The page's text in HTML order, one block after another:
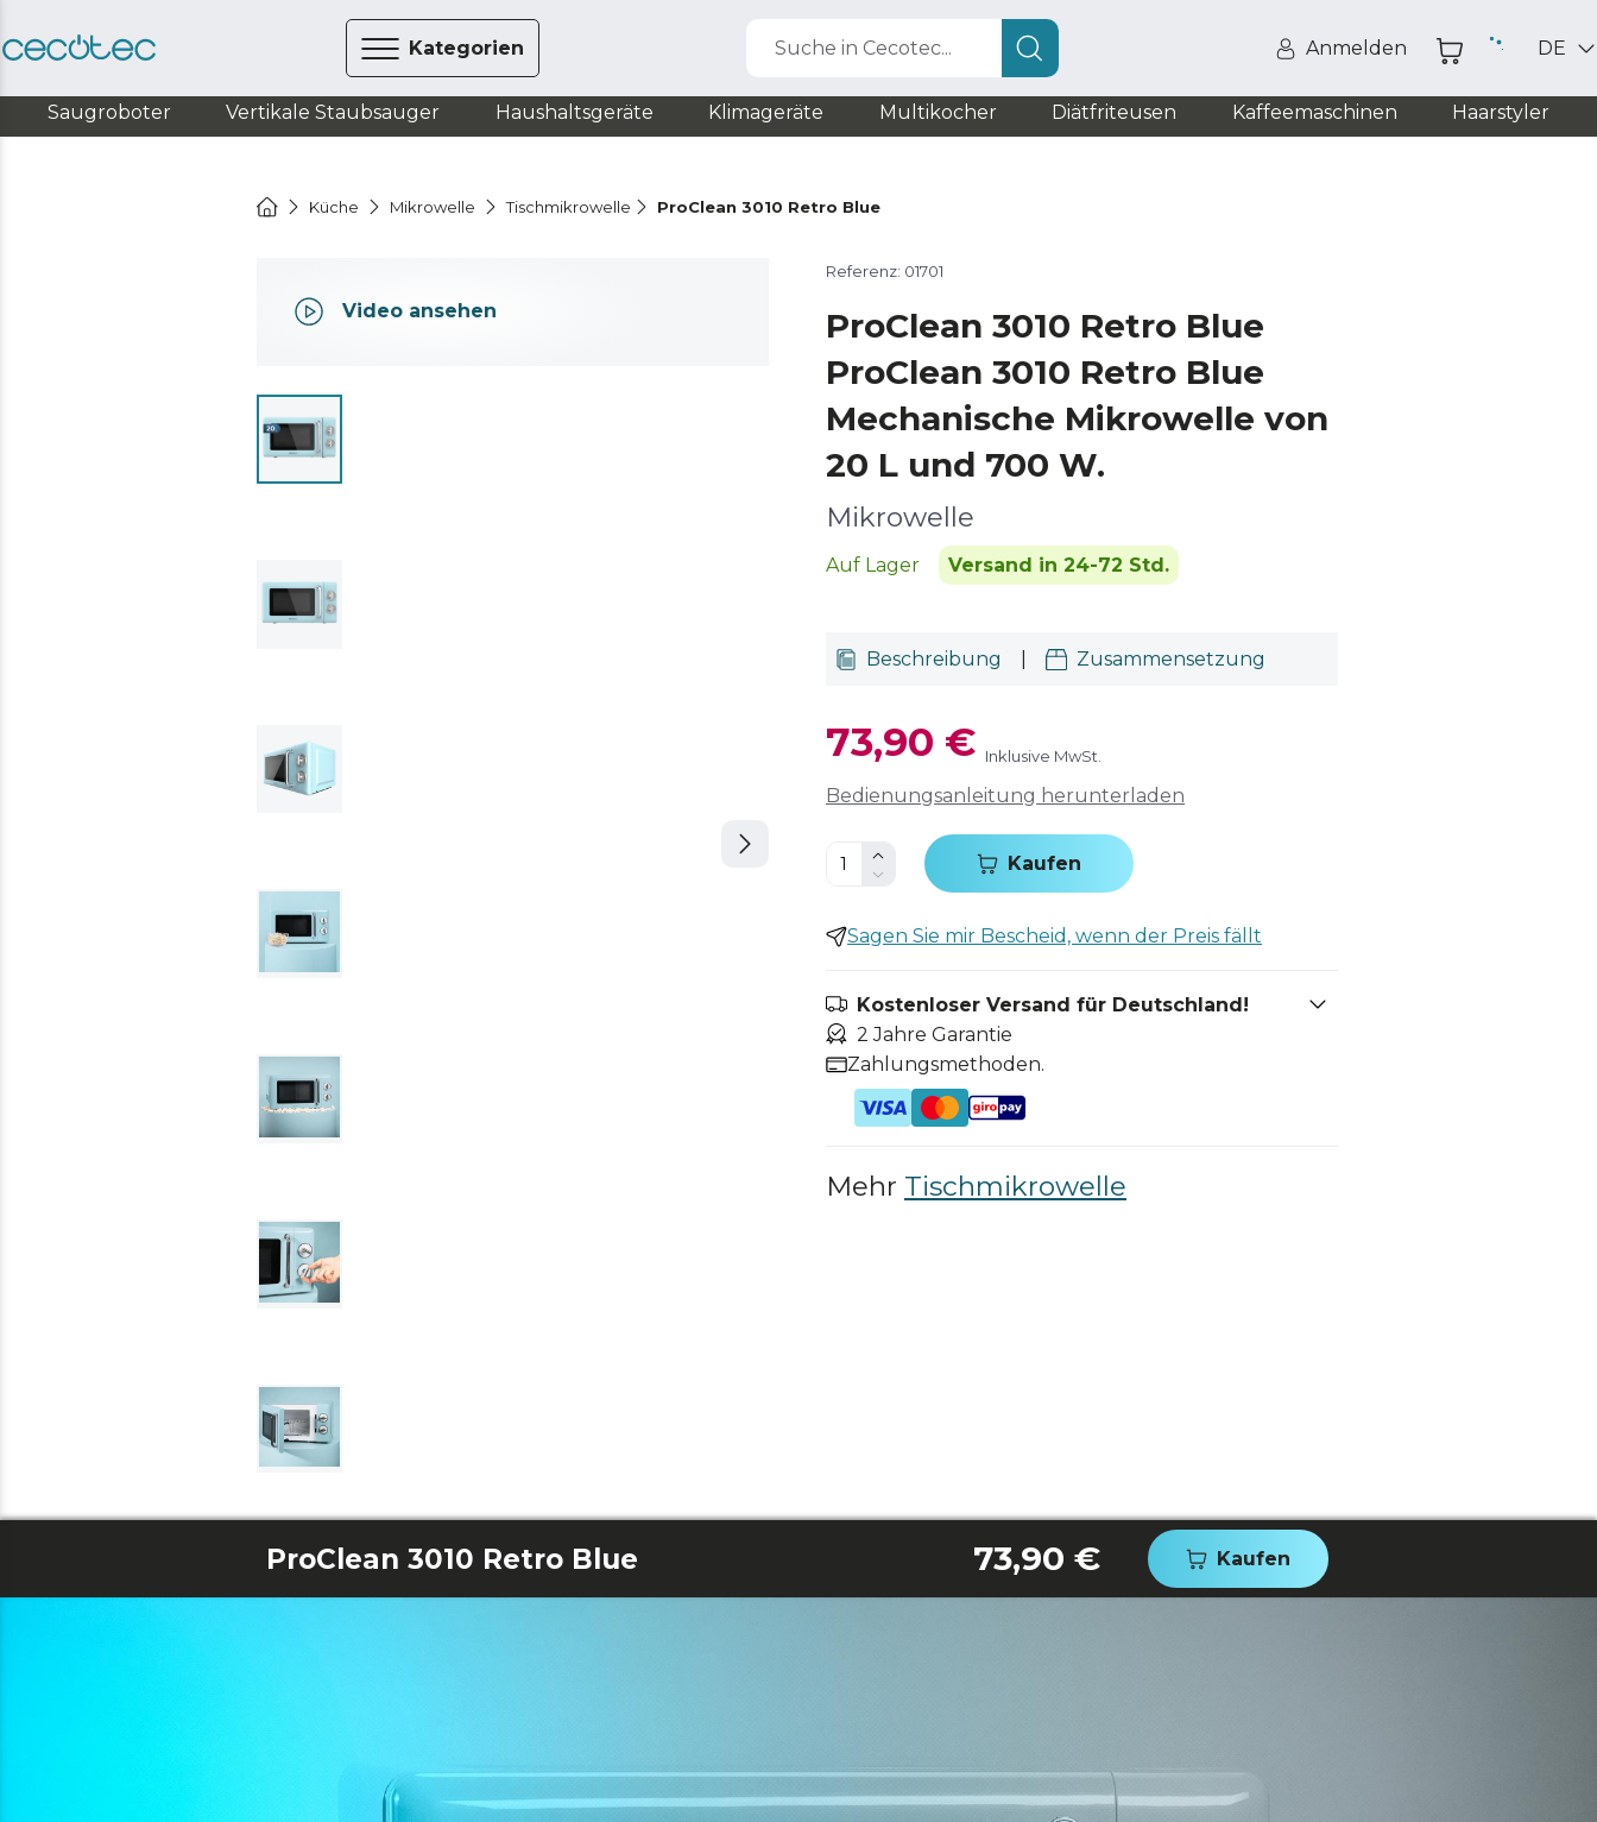
Kategorien Suche in Cecotec... Anmelden DE
Saugroboter Vertikale Staubsauger Haushaltsgeräte Klimageräte Multikocher Diätfriteusen Kaffeemaschinen Haarstyler
Küche Mikrowelle Tischmikrowelle ProClean 3010 Retro Blue
Video ansehen
Referenz: 01701
ProClean 3010 Retro Blue
ProClean 3010 Retro Blue
Mechanische Mikrowelle von
20 L und 700 W.
Mikrowelle
Auf Lager Versand in 24-72 Std.
Beschreibung Zusammensetzung
73,90 € Inklusive MwSt.
Bedienungsanleitung herunterladen
Kaufen
Sagen Sie mir Bescheid, wenn der Preis fällt
Kostenloser Versand für Deutschland!
2 Jahre Garantie
Zahlungsmethoden.
Mehr Tischmikrowelle
ProClean 3010 Retro Blue 73,90 € Kaufen